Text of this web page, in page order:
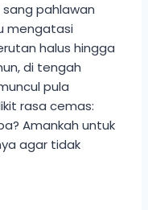
pahlawan
mengatasi
halus hingga
di tengah
pula
rasa cemas:
Amankah untuk
agar tidak